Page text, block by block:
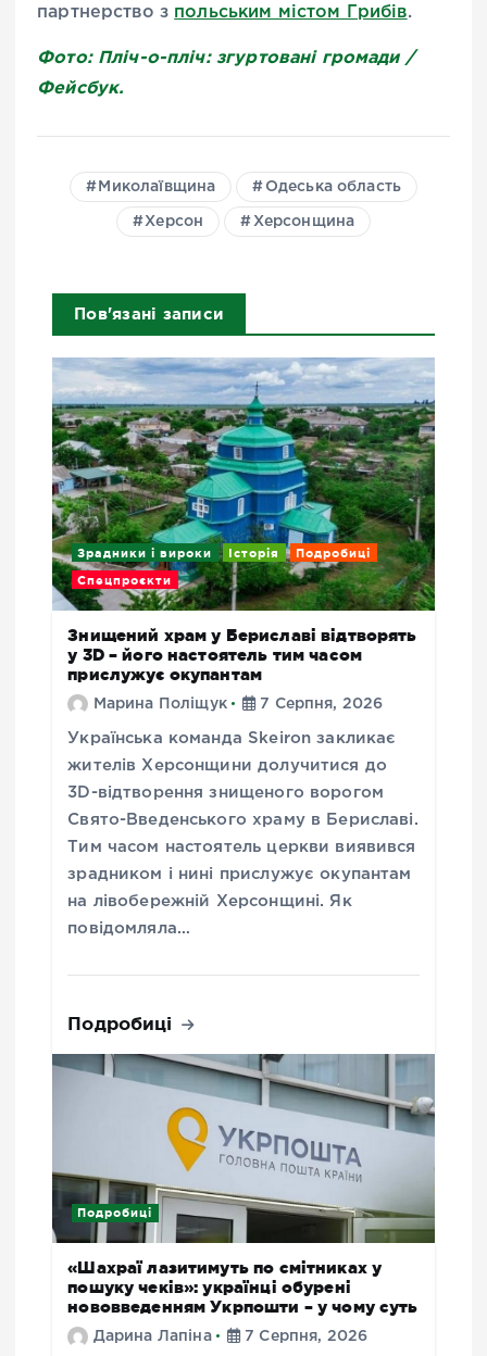
партнерство з польським містом Грибів.
Фото: Пліч-о-пліч: згуртовані громади /
Фейсбук.
Миколаївщина Одеська область
Херсон Херсонщина
Пов'язані записи
Зрадники і вироки Історія Подробиці
Спецпроєкти
Знищений храм у Бериславі відтворять
у 3D – його настоятель тим часом
прислужує окупантам
Марина Поліщук 7 Серпня, 2026
Українська команда Skeiron закликає
жителів Херсонщини долучитися до
3D-відтворення знищеного ворогом
Свято-Введенського храму в Бериславі.
Тим часом настоятель церкви виявився
зрадником і нині прислужує окупантам
на лівобережній Херсонщині. Як
повідомляла…
Подробиці
Подробиці
«Шахраї лазитимуть по смітниках у
пошуку чеків»: українці обурені
нововведенням Укрпошти – у чому суть
Дарина Лапіна 7 Серпня, 2026